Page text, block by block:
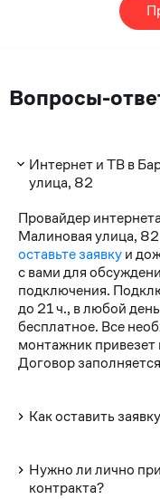
Вопросы-
Интернет и ТВ в
улица, 82
Провайдер
Малиновая улица,
оставьте заявкуи
с вами для
подключения.
до 21 ч., в любой
бесплатное. Все
монтажник
Договор
Как оставить
Нужно ли лично
контракта?